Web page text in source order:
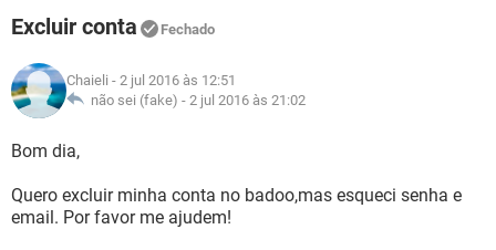
INSTAGRAM
GUIA DE COMPRAS
INSTAGRAM
GUIA DE COMPRAS
JOGOS
CELULAR
OUTLOOK EXCEL
INSTAGRAM
JOGOS
CELULAR
OUTLOOK
INSTAGRAM GMAIL
GLOSSÁRIO
JOGOS
OUTLOOK
Excluir conta Fechado
Chaieli - 2 jul 2016 às 12:51
não sei (fake) - 2 jul 2016 às 21:02
Bom dia,
Quero excluir minha conta no badoo,mas esqueci senha e
email. Por favor me ajudem!